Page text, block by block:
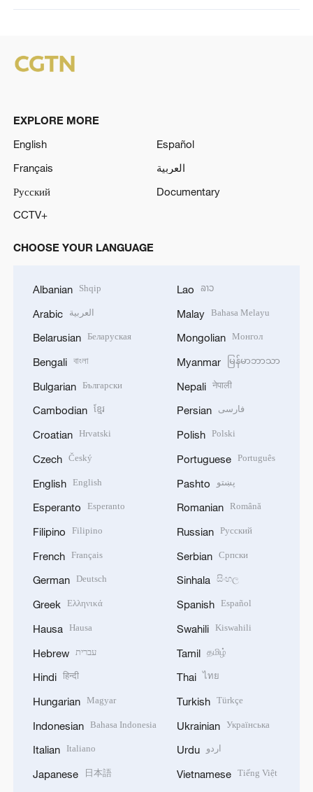
EXPLORE MORE
English
Español
Français
العربية
Русский
Documentary
CCTV+
CHOOSE YOUR LANGUAGE
Albanian Shqip
Arabic العربية
Belarusian Беларуская
Bengali বাংলা
Bulgarian Български
Cambodian ខ្មែរ
Croatian Hrvatski
Czech Český
English English
Esperanto Esperanto
Filipino Filipino
French Français
German Deutsch
Greek Ελληνικά
Hausa Hausa
Hebrew עברית
Hindi हिन्दी
Hungarian Magyar
Indonesian Bahasa Indonesia
Italian Italiano
Japanese 日本語
Lao ລາວ
Malay Bahasa Melayu
Mongolian Монгол
Myanmar မြန်မာဘာသာ
Nepali नेपाली
Persian فارسی
Polish Polski
Portuguese Português
Pashto پښتو
Romanian Română
Russian Русский
Serbian Српски
Sinhala සිංහල
Spanish Español
Swahili Kiswahili
Tamil தமிழ்
Thai ไทย
Turkish Türkçe
Ukrainian Українська
Urdu اردو
Vietnamese Tiếng Việt